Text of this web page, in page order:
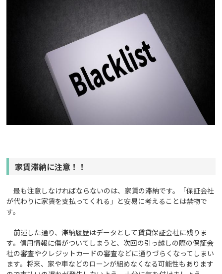
家賃滞納に注意！！
最も注意しなければならないのは、家賃の滞納です。「保証会社
が代わりに家賃を支払ってくれる」と安易に考えることは禁物で
す。
前述した通り、滞納履歴はデータとして賃貸保証会社に残りま
す。信用情報に傷がついてしまうと、次回の引っ越しの際の保証会
社の審査やクレジットカードの審査などに通りづらくなってしまい
ます。将来、家や車などのローンが組めなくなる可能性もあります